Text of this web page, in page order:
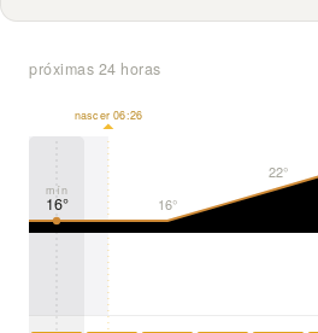
próximas 24 horas
16° 16°
22°
mín
nascer 06:26